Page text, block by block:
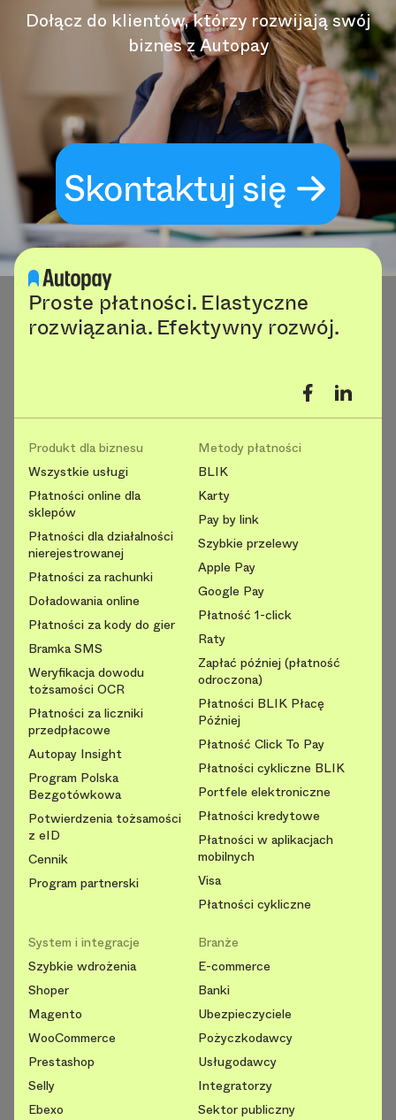
Dołącz do klientów, którzy rozwijają swój
biznes z Autopay
Skontaktuj się
Proste płatności. Elastyczne
rozwiązania. Efektywny rozwój.
Produkt dla biznesu
Wszystkie usługi
Płatności online dla
sklepów
Płatności dla działalności
nierejestrowanej
Płatności za rachunki
Doładowania online
Płatności za kody do gier
Bramka SMS
Weryfikacja dowodu
tożsamości OCR
Płatności za liczniki
przedpłacowe
Autopay Insight
Program Polska
Bezgotówkowa
Potwierdzenia tożsamości
z eID
Cennik
Program partnerski
Metody płatności
BLIK
Karty
Pay by link
Szybkie przelewy
Apple Pay
Google Pay
Płatność 1-click
Raty
Zapłać później (płatność
odroczona)
Płatności BLIK Płacę
Później
Płatność Click To Pay
Płatności cykliczne BLIK
Portfele elektroniczne
Płatności kredytowe
Płatności w aplikacjach
mobilnych
Visa
Płatności cykliczne
System i integracje
Szybkie wdrożenia
Shoper
Magento
WooCommerce
Prestashop
Selly
Ebexo
Branże
E-commerce
Banki
Ubezpieczyciele
Pożyczkodawcy
Usługodawcy
Integratorzy
Sektor publiczny